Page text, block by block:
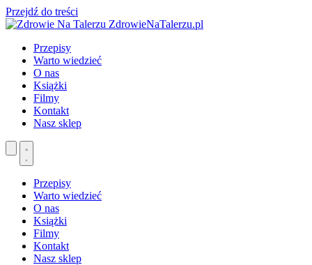
Przejdź do treści
ZdrowieNaTalerzu.pl
Przepisy
Warto wiedzieć
O nas
Książki
Filmy
Kontakt
Nasz sklep
Przepisy
Warto wiedzieć
O nas
Książki
Filmy
Kontakt
Nasz sklep